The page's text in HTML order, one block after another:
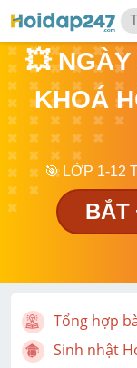
💥
KHOÁ
🎯 LỚP 1-12
BẮT
Tổng hợp
Sinh nhật